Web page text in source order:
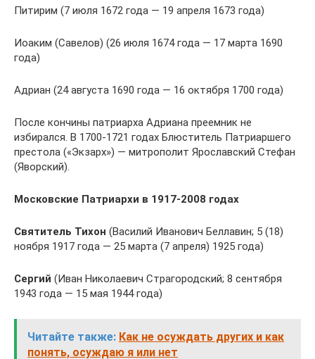
Питирим (7 июля 1672 года — 19 апреля 1673 года)
Иоаким (Савелов) (26 июля 1674 года — 17 марта 1690
года)
Адриан (24 августа 1690 года — 16 октября 1700 года)
После кончины патриарха Адриана преемник не
избирался. В 1700-1721 годах Блюститель Патриаршего
престола («Экзарх») — митрополит Ярославский Стефан
(Яворский).
Московские Патриархи в 1917-2008 годах
Святитель Тихон (Василий Иванович Беллавин; 5 (18)
ноября 1917 года — 25 марта (7 апреля) 1925 года)
Сергий (Иван Николаевич Страгородский; 8 сентября
1943 года — 15 мая 1944 года)
Читайте также: Как не осуждать других и как
понять, осуждаю я или нет